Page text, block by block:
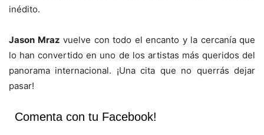
inédito.
Jason Mraz vuelve con todo el encanto y la cercanía que
lo han convertido en uno de los artistas más queridos del
panorama internacional. ¡Una cita que no querrás dejar
pasar!
Comenta con tu Facebook!